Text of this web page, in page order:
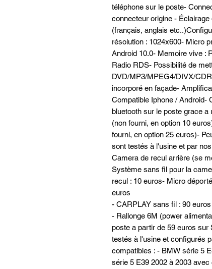
téléphone sur le poste-
connecteur origine -
(français, anglais
résolution : 1024x600- Micro
Android 10.0- Memoire vive :
Radio RDS- Possibilité de
DVD/MP3/MPEG4/DIVX/
incorporé en façade-
Compatible Iphone / Android-
bluetooth sur le poste grace
(non fourni, en option 10
fourni, en option 25 euros)-
sont testés à l'usine et par
Camera de recul arrière (se
Système sans fil pour la
recul : 10 euros- Micro
euros
- CARPLAY sans fil : 90 euros
- Rallonge 6M (power
poste a partir de 59 euros sur
testés à l'usine et configurés
compatibles : - BMW série 5
série 5 E39 2002 à 2003